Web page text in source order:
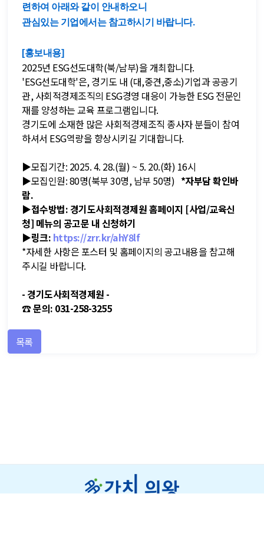
련하여 아래와 같이 안내하오니
관심있는 기업에서는 참고하시기 바랍니다.
[홍보내용]
2025년 ESG선도대학(북/남부)을 개최합니다.
'ESG선도대학'은, 경기도 내 (대,중견,중소)기업과 공공기
관, 사회적경제조직의 ESG경영 대응이 가능한 ESG 전문인
재를 양성하는 교육 프로그램입니다.
경기도에 소재한 많은 사회적경제조직 종사자 분들이 참여
하셔서 ESG역량을 향상시키길 기대합니다.
▶모집기간: 2025. 4. 28.(월) ~ 5. 20.(화) 16시
▶모집인원: 80명(북부 30명, 남부 50명) *자부담 확인바
람.
▶접수방법: 경기도사회적경제원 홈페이지 [사업/교육신
청] 메뉴의 공고문 내 신청하기
▶링크: https://zrr.kr/ahY8lf
*자세한 사항은 포스터 및 홈페이지의 공고내용을 참고해
주시길 바랍니다.
- 경기도사회적경제원 -
☎ 문의: 031-258-3255
목록